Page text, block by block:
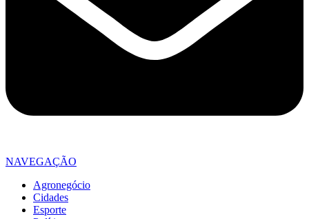
NAVEGAÇÃO
Agronegócio
Cidades
Esporte